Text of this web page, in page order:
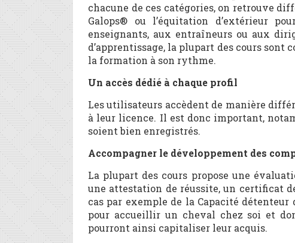
chacune de ces catégories, on retrouve
Galops® ou l’équitation d’extérieur
enseignants, aux entraîneurs ou aux
d’apprentissage, la plupart des cours sont
la formation à son rythme.
Un accès dédié à chaque profil
Les utilisateurs accèdent de manière
à leur licence. Il est donc important,
soient bien enregistrés.
Accompagner le développement des
La plupart des cours propose une
une attestation de réussite, un certificat
cas par exemple de la Capacité détenteur
pour accueillir un cheval chez soi et
pourront ainsi capitaliser leur acquis.